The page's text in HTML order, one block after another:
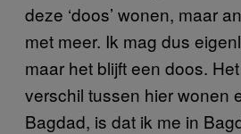
deze ‘doos’ wonen, maar
met meer. Ik mag dus
maar het blijft een doos.
verschil tussen hier wonen
Bagdad, is dat ik me in